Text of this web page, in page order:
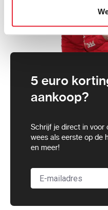
5 euro
aankoop?
Schrijf je direct in voor
wees als eerste op de
en meer!